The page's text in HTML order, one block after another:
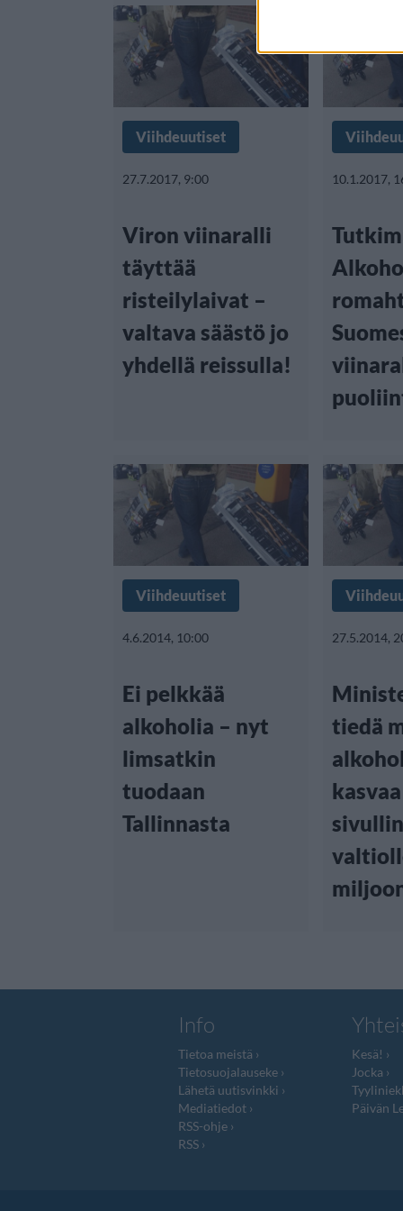
Viihdeuutiset
27.7.2017, 9:00
Viron viinaralli
täyttää
risteilylaivat –
valtava säästö jo
yhdellä reissulla!
10.1.2017,
Viihdeuutiset
4.6.2014, 10:00
Ei pelkkää
alkoholia – nyt
limsatkin
tuodaan
Tallinnasta
27.5.2014,
tiedä
Info
Tietoa meistä
Tietosuojalauseke
Lähetä uutisvinkki
Mediatiedot
RSS-ohje
RSS
Kesä!
Jocka
Päivän